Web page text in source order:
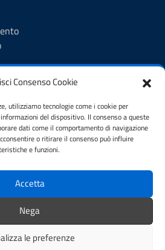
Consenso Cookie
utilizziamo tecnologie come i cookie per
del dispositivo. Il consenso a queste
dati come il comportamento di navigazione
o ritirare il consenso può influire
e funzioni.
Accetta
Nega
le preferenze